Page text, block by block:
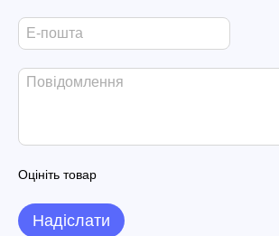
Оцініть товар
Надіслати